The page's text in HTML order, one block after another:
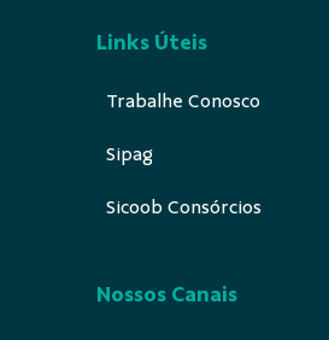
Links Úteis
Trabalhe Conosco
Sipag
Sicoob Consórcios
Nossos Canais